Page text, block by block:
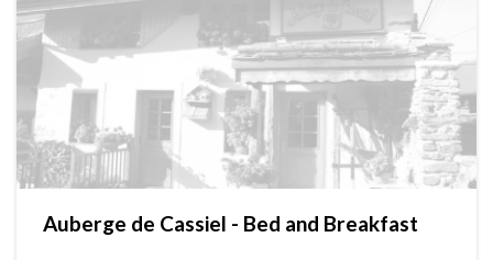
Auberge de Cassiel - Bed and Breakfast